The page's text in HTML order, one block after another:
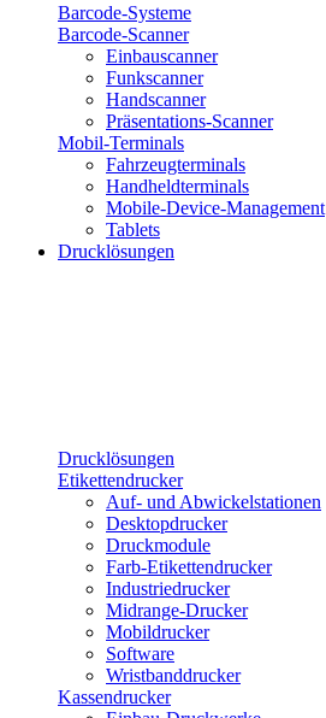
Barcode-Systeme
Barcode-Scanner
Einbauscanner
Funkscanner
Handscanner
Präsentations-Scanner
Mobil-Terminals
Fahrzeugterminals
Handheldterminals
Mobile-Device-Management
Tablets
Drucklösungen
Drucklösungen
Etikettendrucker
Auf- und Abwickelstationen
Desktopdrucker
Druckmodule
Farb-Etikettendrucker
Industriedrucker
Midrange-Drucker
Mobildrucker
Software
Wristbanddrucker
Kassendrucker